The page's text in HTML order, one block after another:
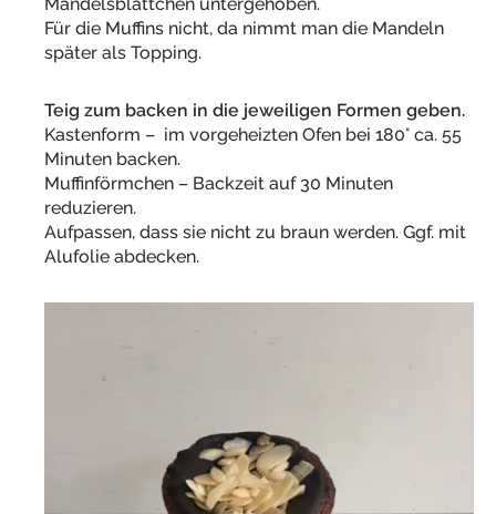
Für die Muffins nicht, da nimmt man die Mandeln
später als Topping.
Teig zum backen in die jeweiligen Formen geben.
Kastenform – im vorgeheizten Ofen bei 180° ca. 55
Minuten backen.
Muffinförmchen – Backzeit auf 30 Minuten
reduzieren.
Aufpassen, dass sie nicht zu braun werden. Ggf. mit
Alufolie abdecken.